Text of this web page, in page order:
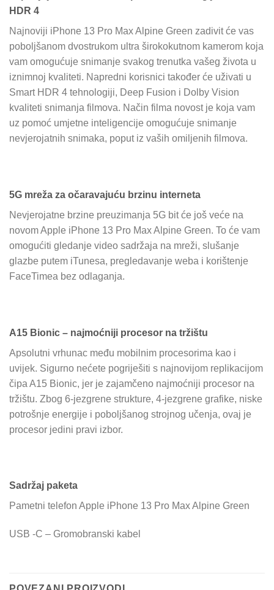
HDR 4
Najnoviji iPhone 13 Pro Max Alpine Green zadivit će vas
poboljšanom dvostrukom ultra širokokutnom kamerom koja
vam omogućuje snimanje svakog trenutka vašeg života u
iznimnoj kvaliteti. Napredni korisnici također će uživati ​​u
Smart HDR 4 tehnologiji, Deep Fusion i Dolby Vision
kvaliteti snimanja filmova. Način filma novost je koja vam
uz pomoć umjetne inteligencije omogućuje snimanje
nevjerojatnih snimaka, poput iz vaših omiljenih filmova.
5G mreža za očaravajuću brzinu interneta
Nevjerojatne brzine preuzimanja 5G bit će još veće na
novom Apple iPhone 13 Pro Max Alpine Green. To će vam
omogućiti gledanje video sadržaja na mreži, slušanje
glazbe putem iTunesa, pregledavanje weba i korištenje
FaceTimea bez odlaganja.
A15 Bionic – najmoćniji procesor na tržištu
Apsolutni vrhunac među mobilnim procesorima kao i
uvijek. Sigurno nećete pogriješiti s najnovijom replikacijom
čipa A15 Bionic, jer je zajamčeno najmoćniji procesor na
tržištu. Zbog 6-jezgrene strukture, 4-jezgrene grafike, niske
potrošnje energije i poboljšanog strojnog učenja, ovaj je
procesor jedini pravi izbor.
Sadržaj paketa
Pametni telefon Apple iPhone 13 Pro Max Alpine Green
USB -C – Gromobranski kabel